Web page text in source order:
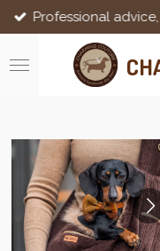
Skip
to
main
content
Professional